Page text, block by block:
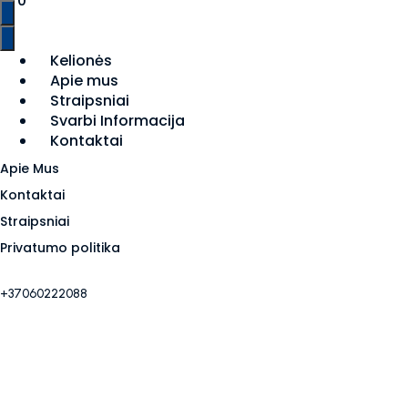
Kelionės
Apie mus
Straipsniai
Svarbi Informacija
Kontaktai
Apie Mus
Kontaktai
Straipsniai
Privatumo politika
+37060222088